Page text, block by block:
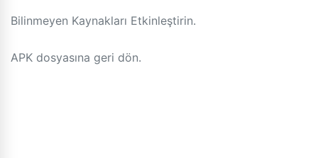
Bilinmeyen Kaynakları Etkinleştirin.
APK dosyasına geri dön.